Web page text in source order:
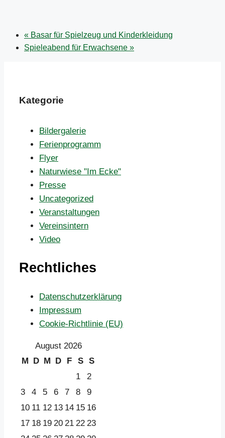
« Basar für Spielzeug und Kinderkleidung
Spieleabend für Erwachsene »
Kategorie
Bildergalerie
Ferienprogramm
Flyer
Naturwiese "Im Ecke"
Presse
Uncategorized
Veranstaltungen
Vereinsintern
Video
Rechtliches
Datenschutzerklärung
Impressum
Cookie-Richtlinie (EU)
August 2026
M
D M D F S
S
1
2
3
4 5 6 7 8
9
10 11 12 13 14 15 16
17 18 19 20 21 22 23